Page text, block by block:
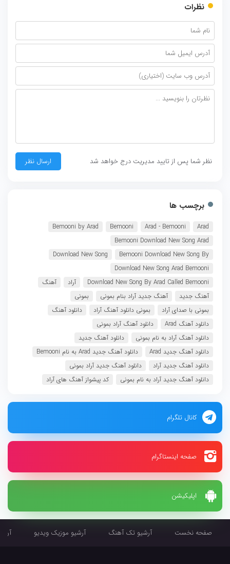
اپلیکیشن
نظرات
نظر شما پس از تایید مدیریت درج خواهد شد
برچسب ها
Arad
Arad - Bemooni
Bemooni
Bemooni by Arad
Bemooni Download New Song Arad
Bemooni Download New Song By
Download New Song
Download New Song Arad Bemooni
Download New Song By Arad Called Bemooni
آراد
آهنگ
آهنگ جدید
آهنگ جدید آراد بنام بمونی
بمونی
بمونی با صدای آراد
بمونی دانلود آهنگ آراد
دانلود آهنگ
دانلود آهنگ Arad
دانلود آهنگ آراد بمونی
دانلود آهنگ آراد به نام بمونی
دانلود آهنگ جدید
دانلود آهنگ جدید Arad
دانلود آهنگ جدید Arad به نام Bemooni
دانلود آهنگ جدید آراد
دانلود آهنگ جدید آراد بمونی
دانلود آهنگ جدید آراد به نام بمونی
کد پیشواز آهنگ های آراد
کانال تلگرام
صفحه اینستاگرام
صفحه نخست آرشیو تک آهنگ آرشیو موزیک ویدیو